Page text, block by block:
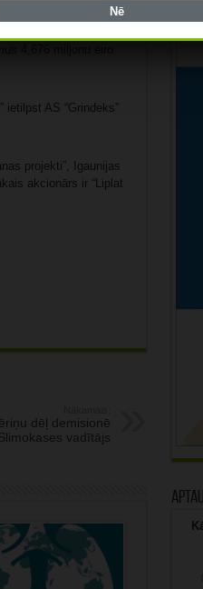
4,676 miljonu eiro
AS “Grindeks”
projekti”, Igaunijas
akcionārs ir “Liplat
dēļ demisionē
vadītājs
Nē